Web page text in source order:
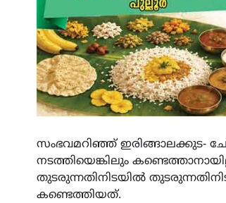
സംഭവമറിഞ്ഞ് ഇരിങ്ങാലക്കുട-
നടത്തിയെങ്കിലും
തുടരുന്നതിനിടയിൽ
കണ്ടെത്തിയത്.